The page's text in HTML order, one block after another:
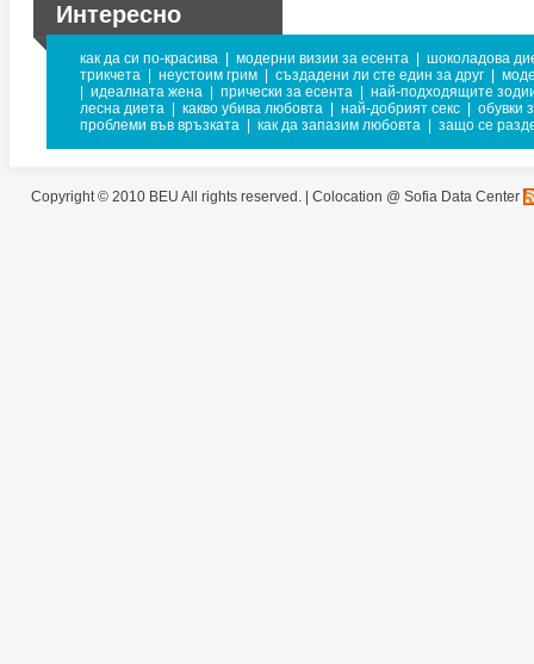
Интересно
как да си по-красива модерни визии за есента
шоколадова
трикчета
неустоим грим създадени ли сте един за друг
идеалната жена прически за есента
най-подходящите
лесна диета
какво убива любовта най-добрият секс
обувки
проблеми във връзката
как да запазим любовта защо се
Copyright © 2010 BEU All rights reserved. | Colocation @ Sofia Data Center